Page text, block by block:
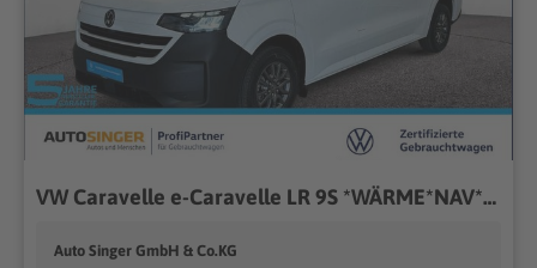
VW Caravelle e-Caravelle LR 9S *WÄRME*NAV*CAM*
Auto Singer GmbH & Co.KG